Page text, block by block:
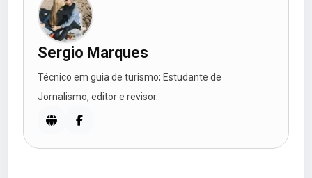
Sergio Marques
Técnico em guia de turismo; Estudante de
Jornalismo, editor e revisor.